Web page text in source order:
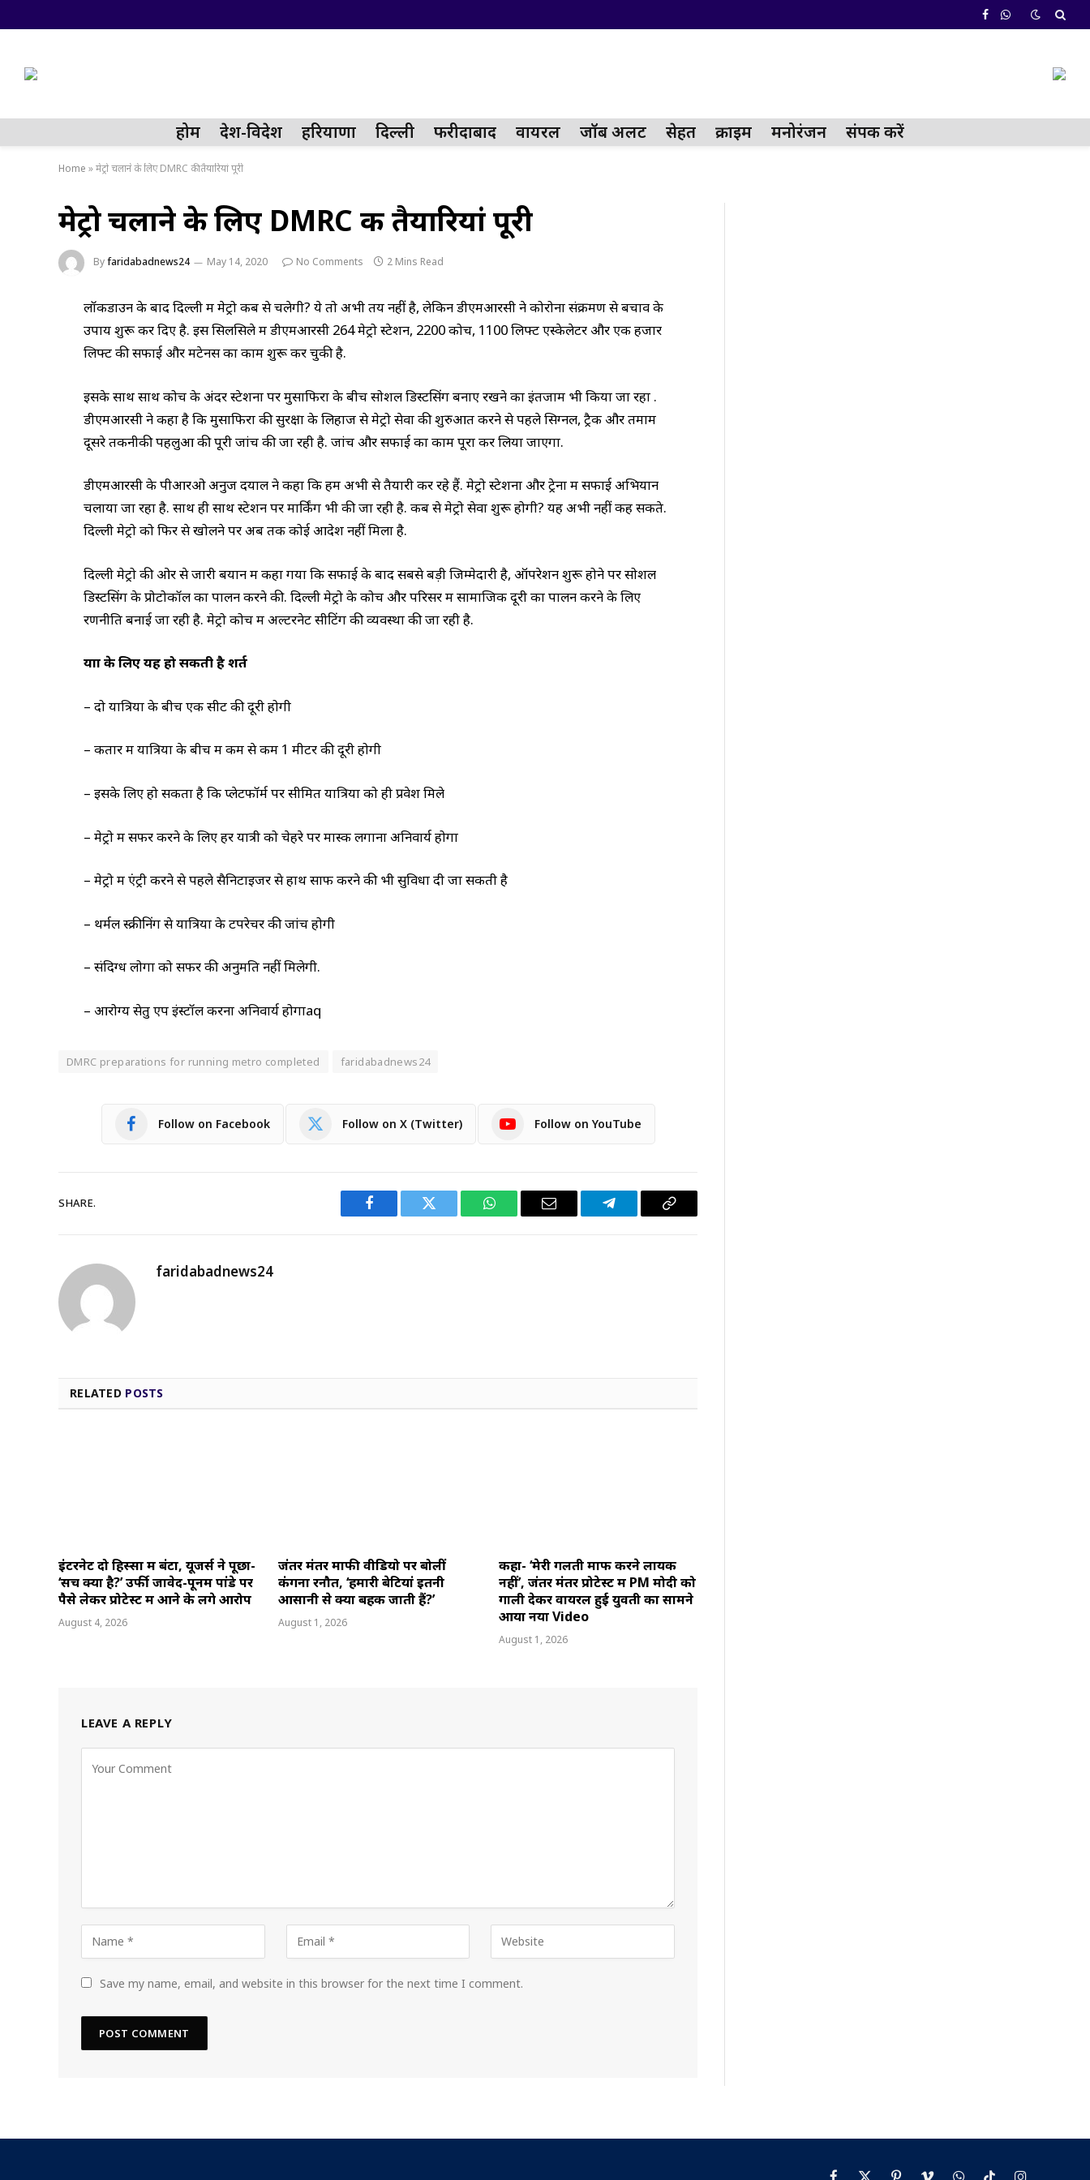
Facebook
WhatsApp
होम देश-विदेश हरियाणा दिल्ली फरीदाबाद वायरल जॉब अलर्ट सेहत क्राईम मनोरंजन संपर्क करें
Home »मेट्रो चलाने के लिए DMRC की तैयारियां पूरी
मेट्रो चलाने के लिए DMRC की तैयारियां पूरी
Byfaridabadnews24 May 14, 2020 No Comments 2 Mins Read
लॉकडाउन के बाद दिल्ली में मेट्रो कब से चलेगी? ये तो अभी तय नहीं है, लेकिन डीएमआरसी ने कोरोना संक्रमण से बचाव के
उपाय शुरू कर दिए है. इस सिलसिले में डीएमआरसी 264 मेट्रो स्टेशन, 2200 कोच, 1100 लिफ्ट एस्केलेटर और एक हजार
लिफ्ट की सफाई और मेंटेनेंस का काम शुरू कर चुकी है.
इसके साथ साथ कोच के अंदर स्टेशनों पर मुसाफिरों के बीच सोशल डिस्टेंसिंग बनाए रखने का इंतजाम भी किया जा रहा .
डीएमआरसी ने कहा है कि मुसाफिरों की सुरक्षा के लिहाज से मेट्रो सेवा की शुरुआत करने से पहले सिग्नल, ट्रैक और तमाम
दूसरे तकनीकी पहलुओं की पूरी जांच की जा रही है. जांच और सफाई का काम पूरा कर लिया जाएगा.
डीएमआरसी के पीआरओ अनुज दयाल ने कहा कि हम अभी से तैयारी कर रहे हैं. मेट्रो स्टेशनों और ट्रेनों में सफाई अभियान
चलाया जा रहा है. साथ ही साथ स्टेशन पर मार्किंग भी की जा रही है. कब से मेट्रो सेवा शुरू होगी? यह अभी नहीं कह सकते.
दिल्ली मेट्रो को फिर से खोलने पर अब तक कोई आदेश नहीं मिला है.
दिल्ली मेट्रो की ओर से जारी बयान में कहा गया कि सफाई के बाद सबसे बड़ी जिम्मेदारी है, ऑपरेशन शुरू होने पर सोशल
डिस्टेंसिंग के प्रोटोकॉल का पालन करने की. दिल्ली मेट्रो के कोच और परिसर में सामाजिक दूरी का पालन करने के लिए
रणनीति बनाई जा रही है. मेट्रो कोच में अल्टरनेट सीटिंग की व्यवस्था की जा रही है.
यात्रा के लिए यह हो सकती है शर्त
– दो यात्रियों के बीच एक सीट की दूरी होगी
– कतार में यात्रियों के बीच में कम से कम 1 मीटर की दूरी होगी
– इसके लिए हो सकता है कि प्लेटफॉर्म पर सीमित यात्रियों को ही प्रवेश मिले
– मेट्रो में सफर करने के लिए हर यात्री को चेहरे पर मास्क लगाना अनिवार्य होगा
– मेट्रो में एंट्री करने से पहले सैनिटाइजर से हाथ साफ करने की भी सुविधा दी जा सकती है
– थर्मल स्क्रीनिंग से यात्रियों के टेंपरेचर की जांच होगी
– संदिग्ध लोगों को सफर की अनुमति नहीं मिलेगी.
– आरोग्य सेतु एप इंस्टॉल करना अनिवार्य होगाaq
DMRC preparations for running metro completed faridabadnews24
Follow on Facebook Follow on X (Twitter) Follow on YouTube
SHARE.
Facebook Twitter WhatsAppEmail Telegram Copy
faridabadnews24
RELATED POSTS
इंटरनेट दो हिस्सों में बंटा, यूजर्स ने पूछा-
‘सच क्या है?’ उर्फी जावेद-पूनम पांडे पर
पैसे लेकर प्रोटेस्ट में आने के लगे आरोप
August 4, 2026
जंतर मंतर माफी वीडियो पर बोलीं
कंगना रनौत, ‘हमारी बेटियां इतनी
आसानी से क्यों बहक जाती हैं?’
August 1, 2026
कहा- ‘मेरी गलती माफ करने लायक
नहीं’, जंतर मंतर प्रोटेस्ट में PM मोदी को
गाली देकर वायरल हुई युवती का सामने
आया नया Video
August 1, 2026
LEAVE A REPLY
Save my name, email, and website in this browser for the next time I comment.